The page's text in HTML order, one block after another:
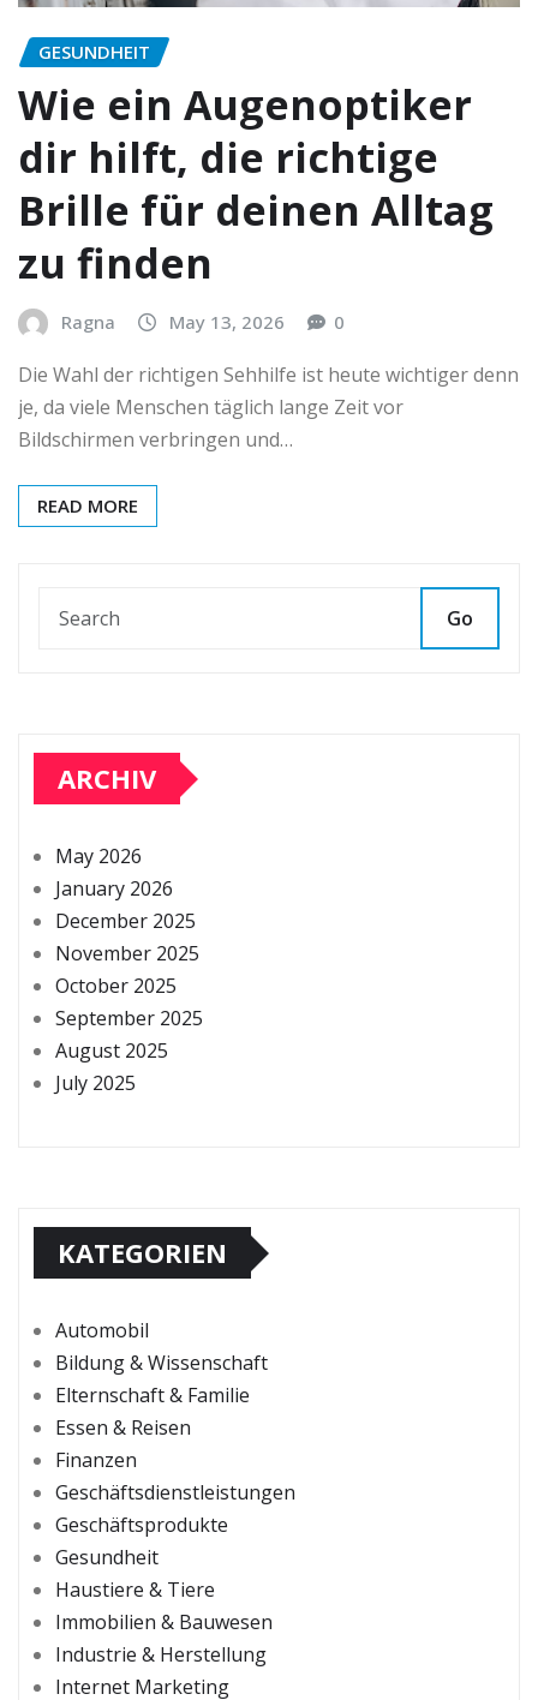
GESUNDHEIT
Wie ein Augenoptiker
dir hilft, die richtige
Brille für deinen Alltag
zu finden
Ragna May 13, 2026 0
Die Wahl der richtigen Sehhilfe ist heute wichtiger denn
je, da viele Menschen täglich lange Zeit vor
Bildschirmen verbringen und…
READ MORE
Go
ARCHIV
May 2026
January 2026
December 2025
November 2025
October 2025
September 2025
August 2025
July 2025
KATEGORIEN
Automobil
Bildung & Wissenschaft
Elternschaft & Familie
Essen & Reisen
Finanzen
Geschäftsdienstleistungen
Geschäftsprodukte
Gesundheit
Haustiere & Tiere
Immobilien & Bauwesen
Industrie & Herstellung
Internet Marketing